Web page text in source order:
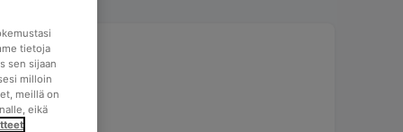
tietoja
sen sijaan
milloin
meillä on
eikä